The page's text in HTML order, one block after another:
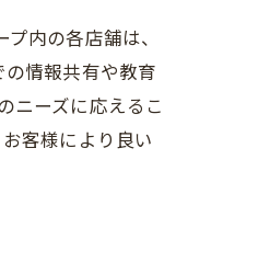
内の各店舗は、
情報共有や教育
ニーズに応えるこ
客様により良い